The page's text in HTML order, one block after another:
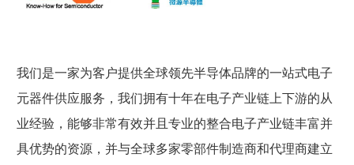
我们是一家为客户提供全球领先半导体品牌的一站式电子
元器件供应服务，我们拥有十年在电子产业链上下游的从
业经验，能够非常有效并且专业的整合电子产业链丰富并
具优势的资源，并与全球多家零部件制造商和代理商建立